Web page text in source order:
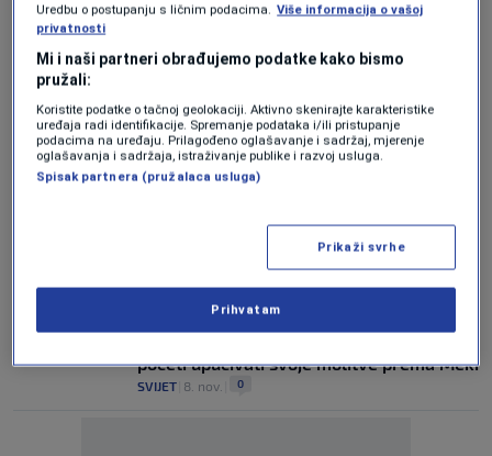
Polemika u New Yorku: Akademski skup o
pristrasnost
Rosensaft za BBC: Rat Izraela protiv
Hamasa nije genocid, već odgovor na
egzistencijalnu prijetnju
Loving God after Auschwitz: Reading the
Burning Psalms amid the ruins of faith
NEWS|13. mar.| 0
početi upućivati svoje molitve prema Meki
SVIJET 8. nov. 0
Uredbu o postupanju s ličnim podacima. Više informacija o vašoj
privatnosti
Mi i naši partneri obrađujemo podatke kako bismo
pružali:
Koristite podatke o tačnoj geolokaciji. Aktivno skenirajte karakteristike
uređaja radi identifikacije. Spremanje podataka i/ili pristupanje
podacima na uređaju. Prilagođeno oglašavanje i sadržaj, mjerenje
oglašavanja i sadržaja, istraživanje publike i razvoj usluga.
Spisak partnera (pružalaca usluga)
Prikaži svrhe
Prihvatam